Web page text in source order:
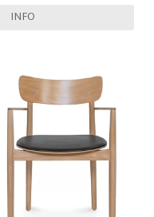
INFO